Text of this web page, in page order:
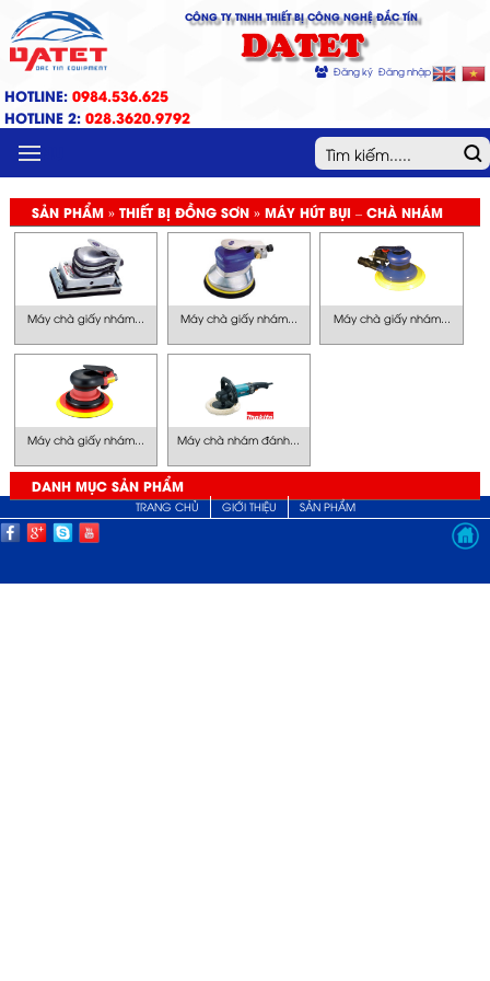
CÔNG TY TNHH THIẾT BỊ CÔNG NGHỆ ĐẮC TÍN
DATET
Đăng ký Đăng nhập
HOTLINE: 0984.536.625
HOTLINE 2: 028.3620.9792
MENU
SẢN PHẨM » THIẾT BỊ ĐỒNG SƠN » MÁY HÚT BỤI – CHÀ NHÁM
Máy chà giấy nhám... Máy chà giấy nhám... Máy chà giấy nhám...
Máy chà giấy nhám... Máy chà nhám đánh...
DANH MỤC SẢN PHẨM
TRANG CHỦ GIỚI THIỆU SẢN PHẨM